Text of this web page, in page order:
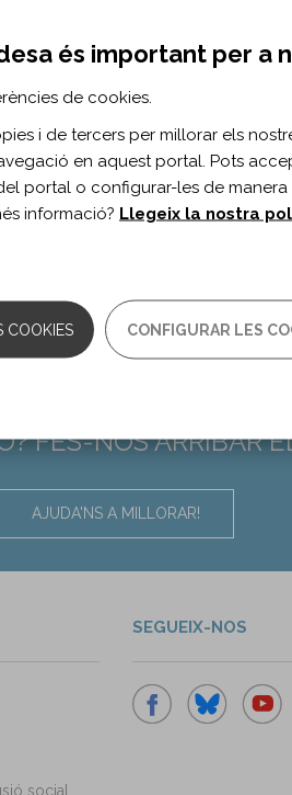
FES-NOS ARRIBAR
AJUDA'NS A MILLORAR!
social
SEGUEIX-NOS
és important per a
de cookies.
i de tercers per millorar els
en aquest portal. Pots
portal o configurar-les de manera
informació? Llegeix la nostra
COOKIES CONFIGURAR LES